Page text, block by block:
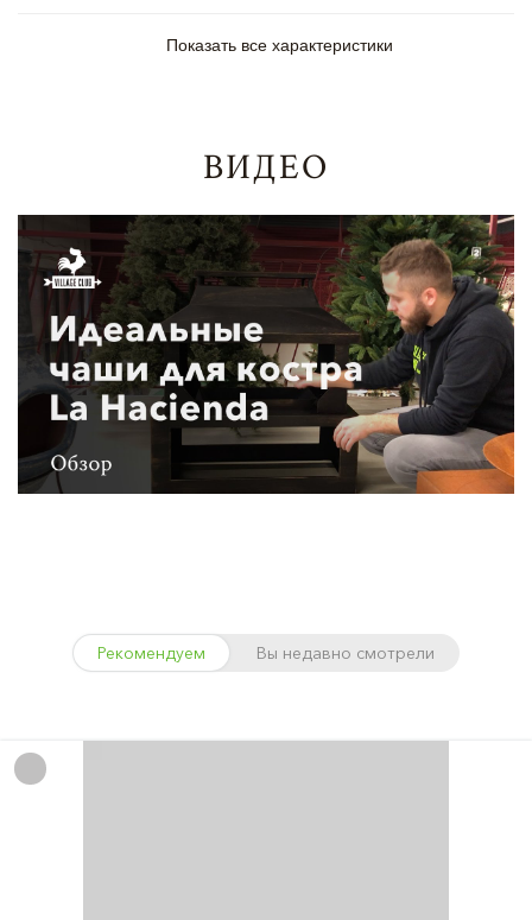
Показать все характеристики
ВИДЕО
Рекомендуем Вы недавно смотрели